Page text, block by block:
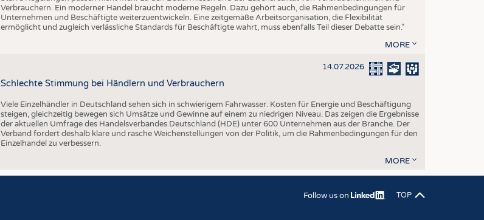
Verbrauchern. Ein moderner Handel braucht moderne Regeln. Dazu gehört auch, die Rahmenbedingungen für
Unternehmen und Beschäftigte weiterzuentwickeln. Eine zeitgemäße Arbeitsorganisation, die Flexibilität
ermöglicht und zugleich verlässliche Standards für Beschäftigte wahrt, muss ebenfalls Teil dieser Debatte sein."
MORE
14.07.2026
Schlechte Stimmung bei Händlern und Verbrauchern
Viele Einzelhändler in Deutschland sehen sich in schwierigem Fahrwasser. Kosten für Energie und Beschäftigung
steigen, gleichzeitig bewegen sich Umsätze und Gewinne auf einem zu niedrigen Niveau. Das zeigen die Ergebnisse
der aktuellen Umfrage des Handelsverbandes Deutschland (HDE) unter 600 Unternehmen aus der Branche. Der
Verband fordert deshalb klare und rasche Weichenstellungen von der Politik, um die Rahmenbedingungen für den
Einzelhandel zu verbessern.
MORE
TOP
Follow us on